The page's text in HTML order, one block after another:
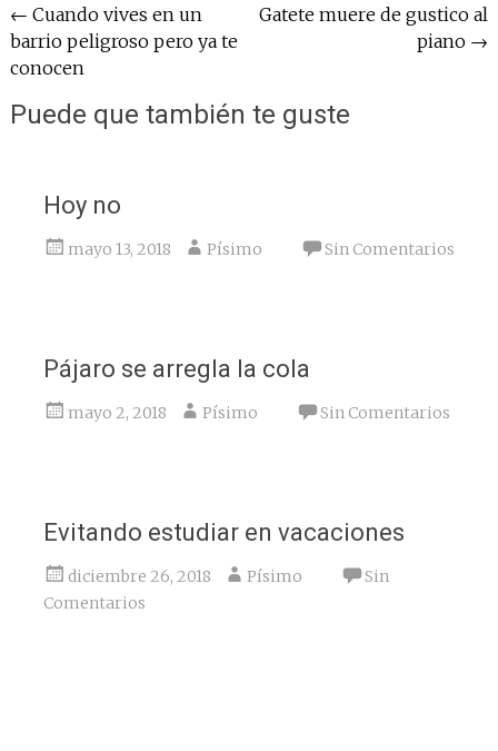
Navegación
de
← Cuando vives en un
barrio peligroso pero ya te
conocen
Gatete muere de gustico al
piano →
Puede que también te guste
Hoy no
mayo 13, 2018 Písimo Sin Comentarios
Pájaro se arregla la cola
mayo 2, 2018 Písimo Sin Comentarios
Evitando estudiar en vacaciones
diciembre 26, 2018 Písimo
Sin
Comentarios